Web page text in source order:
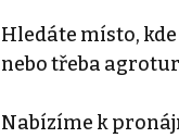
Hledáte místo,
nebo třeba
Nabízíme k